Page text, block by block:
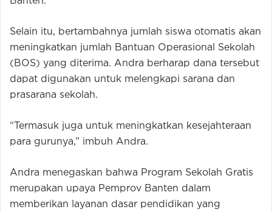
Selain itu, bertambahnya jumlah siswa otomatis akan
meningkatkan jumlah Bantuan Operasional Sekolah
(BOS) yang diterima. Andra berharap dana tersebut
dapat digunakan untuk melengkapi sarana dan
prasarana sekolah.
“Termasuk juga untuk meningkatkan kesejahteraan
para gurunya,” imbuh Andra.
Andra menegaskan bahwa Program Sekolah Gratis
merupakan upaya Pemprov Banten dalam
memberikan layanan dasar pendidikan yang